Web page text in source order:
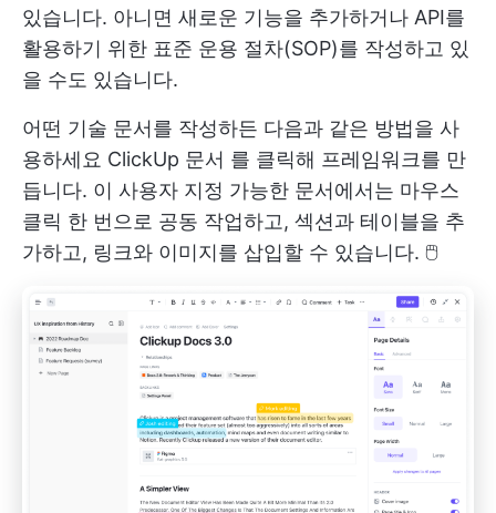
있습니다. 아니면 새로운 기능을 추가하거나 API를
활용하기 위한 표준 운용 절차(SOP)를 작성하고 있
을 수도 있습니다.
어떤 기술 문서를 작성하든 다음과 같은 방법을 사
용하세요 ClickUp 문서 를 클릭해 프레임워크를 만
듭니다. 이 사용자 지정 가능한 문서에서는 마우스
클릭 한 번으로 공동 작업하고, 섹션과 테이블을 추
가하고, 링크와 이미지를 삽입할 수 있습니다. 🖱️